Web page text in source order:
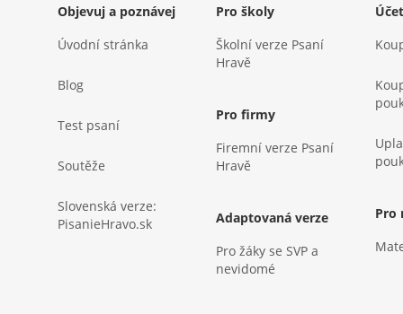
Objevuj a poznávej
Úvodní stránka
Blog
Test psaní
Soutěže
Slovenská verze:
PisanieHravo.sk
Pro školy
Školní verze Psaní
Hravě
Pro firmy
Firemní verze Psaní
Hravě
Adaptovaná verze
Pro žáky se SVP a
nevidomé
Účet
Pro